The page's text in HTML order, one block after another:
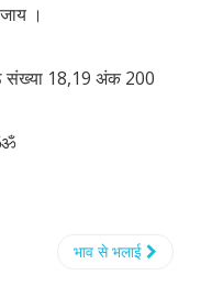
।
संख्या 18,19 अंक 200
भाव से भलाई